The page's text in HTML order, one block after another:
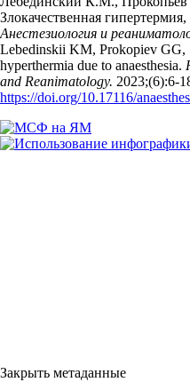
Злокачественная
Анестезиология и
Lebedinskii KM, Prokopiev GG,
hyperthermia due to anaesthesia.
and Reanimatology.
https://doi.org/10.17116/
Закрыть метаданные